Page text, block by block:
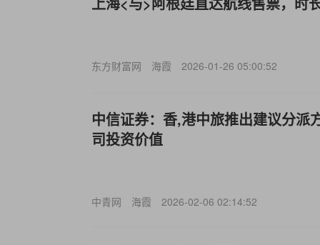
东方财富网 海霞 2026-01-26 05:00:52
中信证券：香,港中旅推出建议分派
司投资价值
中青网 海霞 2026-02-06 02:14:52